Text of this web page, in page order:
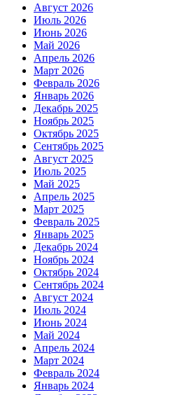
Август 2026
Июль 2026
Июнь 2026
Май 2026
Апрель 2026
Март 2026
Февраль 2026
Январь 2026
Декабрь 2025
Ноябрь 2025
Октябрь 2025
Сентябрь 2025
Август 2025
Июль 2025
Май 2025
Апрель 2025
Март 2025
Февраль 2025
Январь 2025
Декабрь 2024
Ноябрь 2024
Октябрь 2024
Сентябрь 2024
Август 2024
Июль 2024
Июнь 2024
Май 2024
Апрель 2024
Март 2024
Февраль 2024
Январь 2024